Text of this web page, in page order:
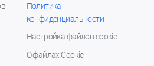
Политика
конфиденциальности
Настройка файлов cookie
О файлах Cookie